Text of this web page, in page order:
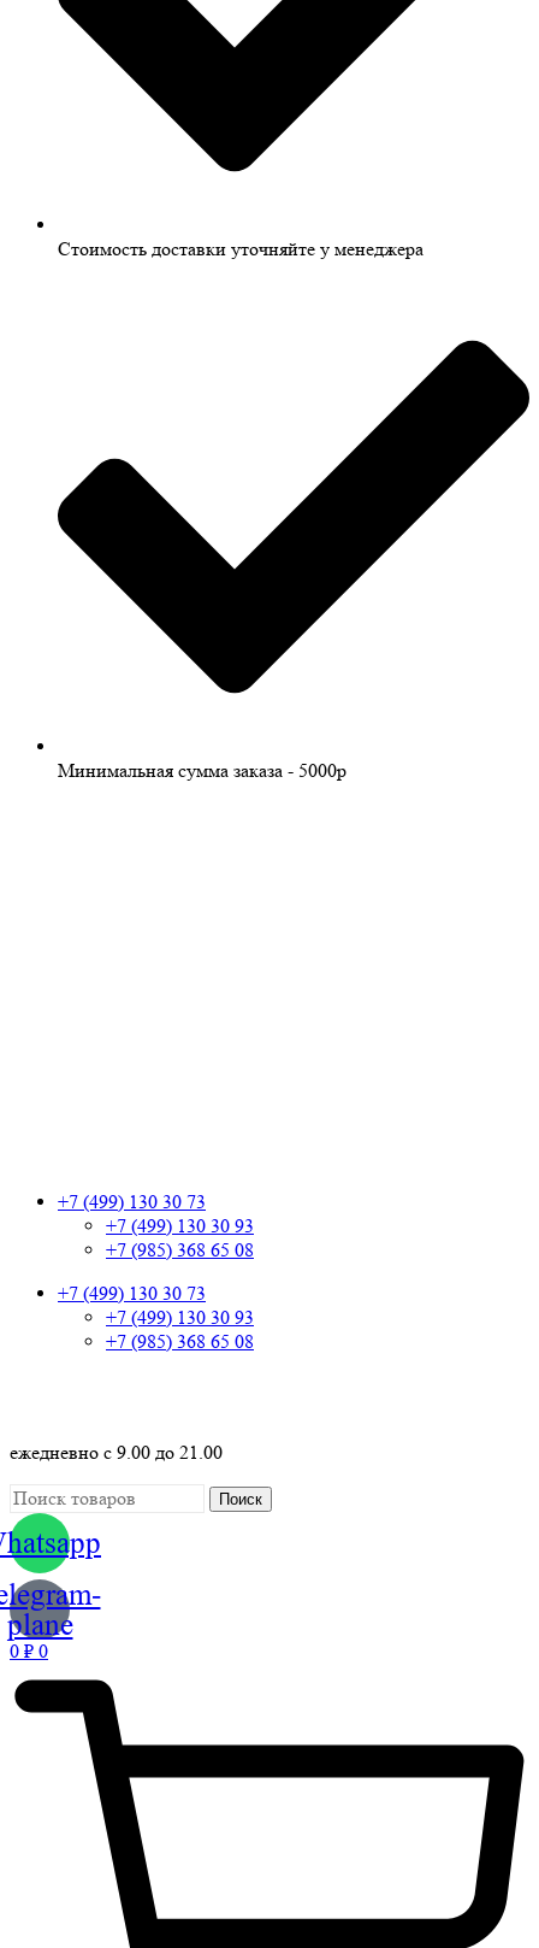
Стоимость доставки уточняйте у менеджера
Минимальная сумма заказа - 5000р
+7 (499) 130 30 73
+7 (499) 130 30 93
+7 (985) 368 65 08
+7 (499) 130 30 73
+7 (499) 130 30 93
+7 (985) 368 65 08
ежедневно с 9.00 до 21.00
Поиск
plane
0 ₽ 0